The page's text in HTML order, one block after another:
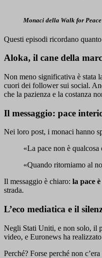
Monaci della Walk for
Questi episodi ricordano
Aloka, il cane della
Non meno significativa è stata
cuori dei follower sui social.
che la pazienza e la costanza
Il messaggio: pace
Nei loro post, i monaci hanno
«La pace non è
«Quando ritorniamo al
Il messaggio è chiaro: la pace
strada.
L’eco mediatica e il
Negli Stati Uniti, e non solo, il
video, e Euronews ha
Perché? Forse perché non